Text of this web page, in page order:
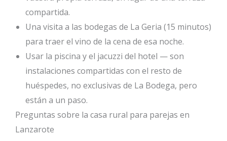
compartida.
Una visita a las bodegas de La Geria (15 minutos)
para traer el vino de la cena de esa noche.
Usar la piscina y el jacuzzi del hotel — son
instalaciones compartidas con el resto de
huéspedes, no exclusivas de La Bodega, pero
están a un paso.
Preguntas sobre la casa rural para parejas en
Lanzarote